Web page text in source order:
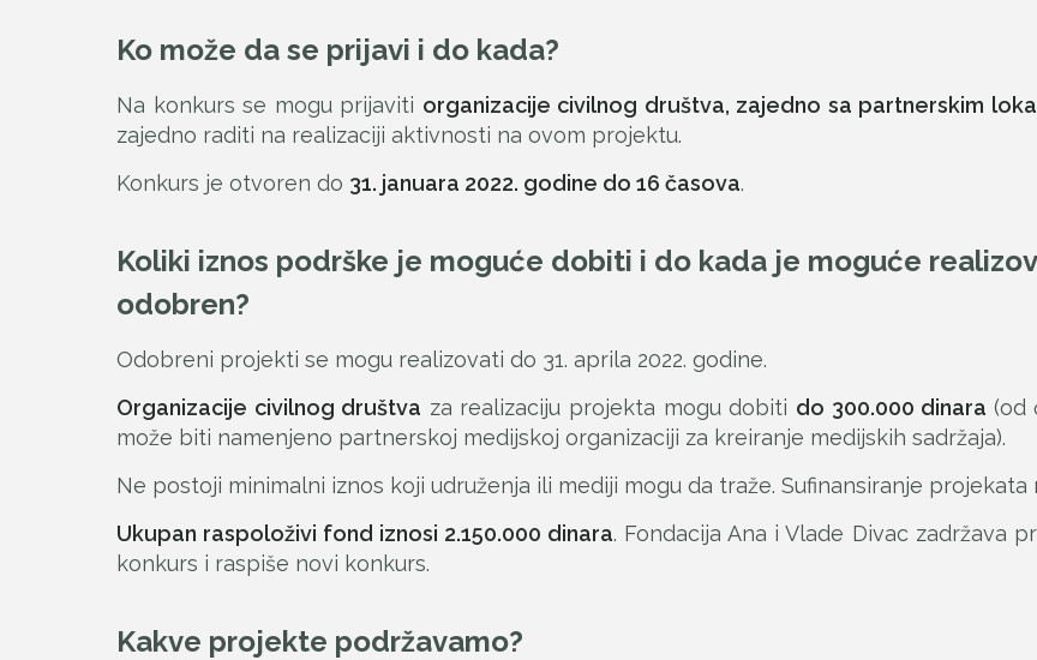
Ko može da se prijavi i do kada?
Na konkurs se mogu prijaviti organizacije civilnog društva, zajedno sa partnerskim
zajedno raditi na realizaciji aktivnosti na ovom projektu.
Konkurs je otvoren do 31. januara 2022. godine do 16 časova.
Koliki iznos podrške je moguće dobiti i do kada je moguće
odobren?
Odobreni projekti se mogu realizovati do 31. aprila 2022. godine.
Organizacije civilnog društva za realizaciju projekta mogu dobiti do 300.000 dinara (od
može biti namenjeno partnerskoj medijskoj organizaciji za kreiranje medijskih sadržaja).
Ne postoji minimalni iznos koji udruženja ili mediji mogu da traže. Sufinansiranje
Ukupan raspoloživi fond iznosi 2.150.000 dinara. Fondacija Ana i Vlade Divac zadržava
konkurs i raspiše novi konkurs.
Kakve projekte podržavamo?